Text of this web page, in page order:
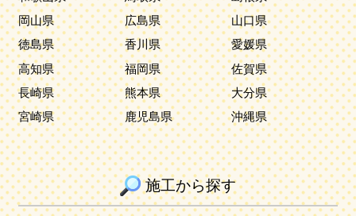
岡山県
広島県
山口県
徳島県
香川県
愛媛県
高知県
福岡県
佐賀県
長崎県
熊本県
大分県
宮崎県
鹿児島県 沖縄県
施工から探す